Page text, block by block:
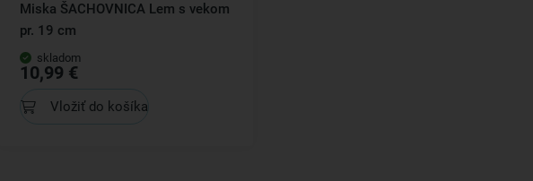
Miska ŠACHOVNICA Lem s vekom
pr. 19 cm
skladom
10,99 €
Vložiť do košíka